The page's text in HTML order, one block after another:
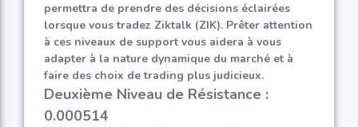
permettra de prendre des décisions éclairées
lorsque vous tradez Ziktalk (ZIK). Prêter attention
à ces niveaux de support vous aidera à vous
adapter à la nature dynamique du marché et à
faire des choix de trading plus judicieux.
Deuxième Niveau de Résistance :
0.000514